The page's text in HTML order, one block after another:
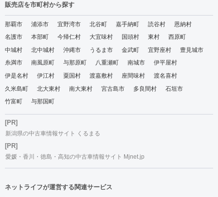
販売店を市町村から探す
那覇市 浦添市 宜野湾市 北谷町 嘉手納町 読谷村
恩納村
名護市
本部町 今帰仁村 大宜味村 国頭村 東村
西原町
中城村
北中城村 沖縄市 うるま市 金武町 宜野座村
豊見城市
糸満市
南風原町 与那原町 八重瀬町 南城市
伊平屋村
伊是名村
伊江村 粟国村 渡嘉敷村 座間味村
渡名喜村
久米島町
北大東村 南大東村 宮古島市 多良間村
石垣市
竹富町
与那国町
[PR]
新潟県の中古車情報サイト くるまる
[PR]
愛媛・香川・徳島・高知の中古車情報サイト Mjnet.jp
ネットライフが運営する関連サービス